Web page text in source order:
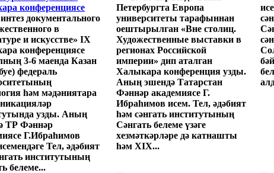
конференциясе
документального
в
и искусстве» IX
конференциясе
3-6 маенда Казан
федераль
һәм мәдәниятара
узды. Аның
ТР Фәннәр
Г.Ибраһимов
Тел, әдәбият
институтының
белеме...
Петербургта Европа
университеты тарафыннан
оештырылган «Вне столиц.
Художественные выставки в
регионах Российской
империи» дип аталган
Халыкара конференция узды.
Аның эшендә Татарстан
Фәннәр академиясе Г.
Ибраһимов исем. Тел, әдәбият
һәм сәнгать институтының
Сәнгать белеме үзәге
хезмәткәрләре дә катнашты
һәм XIX...